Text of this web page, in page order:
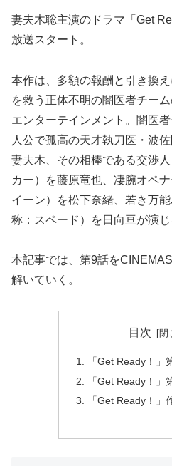
妻夫木聡主演のドラマ「Get
放送スタート。
本作は、多額の報酬と引き換
を救う正体不明の闇医者チー
エンターテインメント。闇医
人公で孤高の天才執刀医・波
妻夫木、その相棒である交渉
カー）を藤原竜也、凄腕オペ
イーン）を松下奈緒、若き万
称：スペード）を日向亘が演じ
本記事では、第9話を
解いていく。
目次
「Get Ready！」
「Get Ready！」
「Get Ready！」